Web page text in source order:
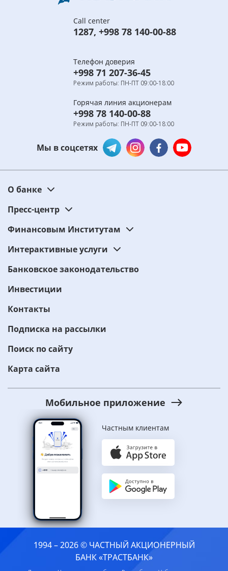
Call center
1287, +998 78 140-00-88
Телефон доверия
+998 71 207-36-45
Режим работы: ПН-ПТ 09:00-18:00
Горячая линия акционерам
+998 78 140-00-88
Режим работы: ПН-ПТ 09:00-18:00
Мы в соцсетях
О банке
Пресс-центр
Финансовым Институтам
Интерактивные услуги
Банковское законодательство
Инвестиции
Контакты
Подписка на рассылки
Поиск по сайту
Карта сайта
Мобильное приложение
Частным клиентам
1994 – 2026 © ЧАСТНЫЙ АКЦИОНЕРНЫЙ
БАНК «ТРАСТБАНК»